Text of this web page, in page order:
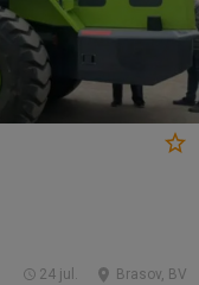
Brasov, BV
24 jul.